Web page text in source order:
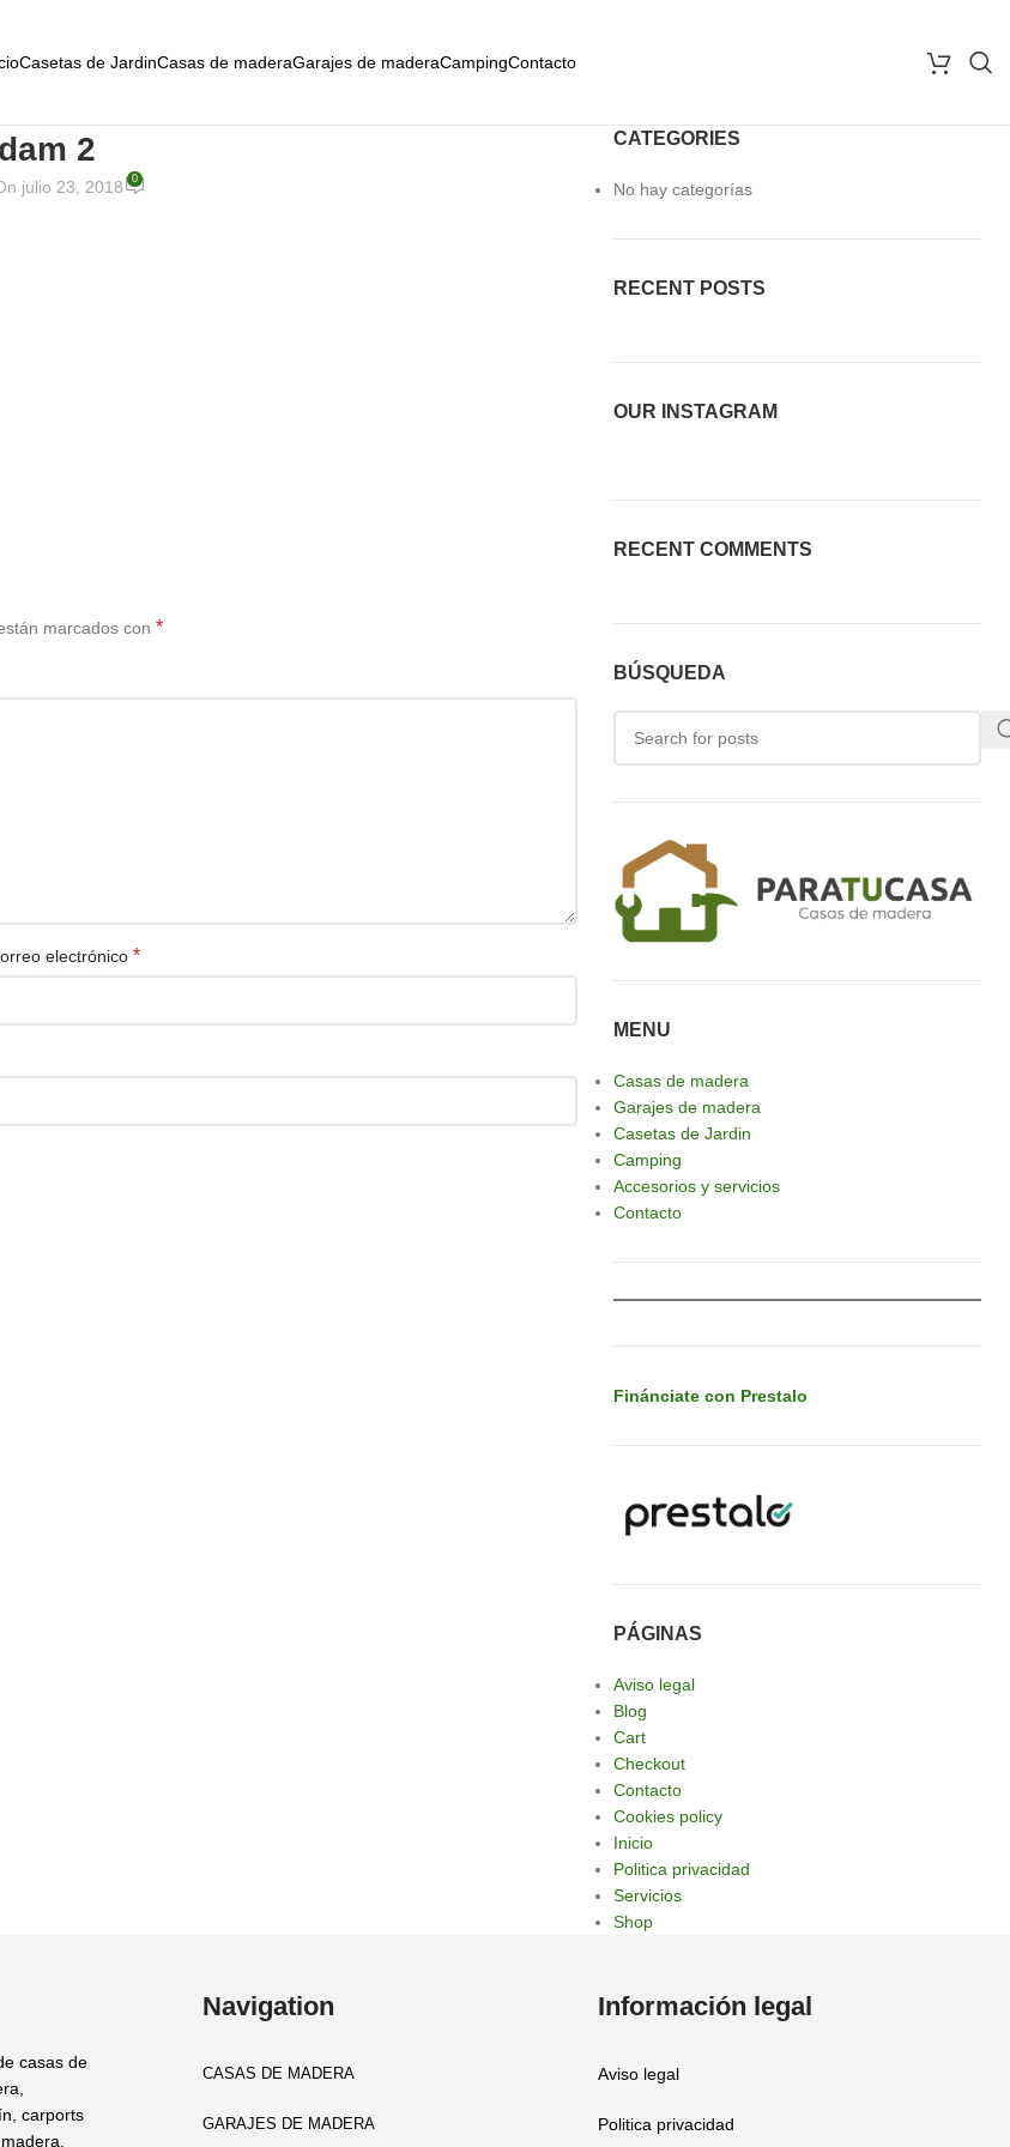
Casetas de JardinCasas de maderaGarajes de maderaCampingContacto
2
julio 23, 2018 0
marcados con *
electrónico*
CATEGORIES
No hay categorías
RECENT POSTS
OUR INSTAGRAM
RECENT COMMENTS
BÚSQUEDA
MENU
Casas de madera
Garajes de madera
Casetas de Jardin
Camping
Accesorios y servicios
Contacto
Finánciate con Prestalo
PÁGINAS
Aviso legal
Blog
Cart
Checkout
Contacto
Cookies policy
Inicio
Politica privacidad
Servicios
Shop
casas de
carports
Navigation
CASAS DE MADERA
GARAJES DE MADERA
Información legal
Aviso legal
Politica privacidad